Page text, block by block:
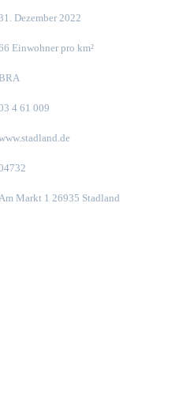
Dezember 2022
Einwohner pro km²
4 61 009
Markt 1 26935 Stadland